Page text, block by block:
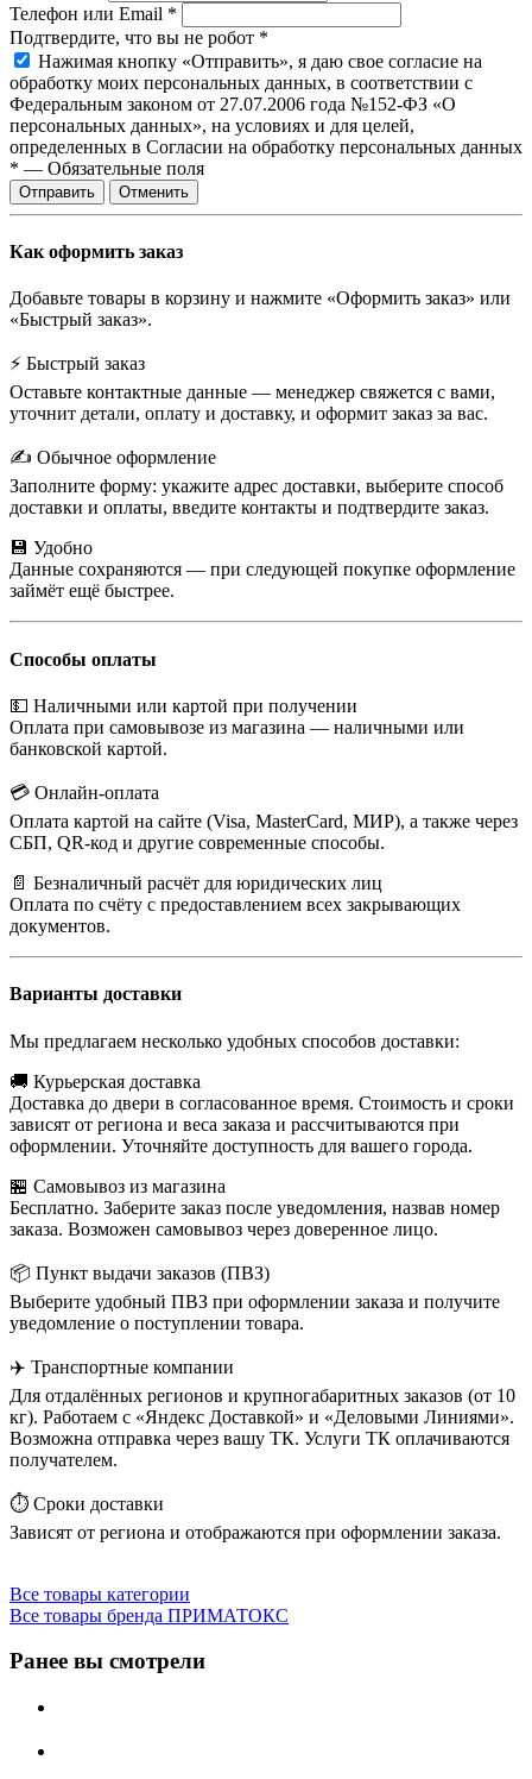
Телефон или Email *
Подтвердите, что вы не робот *
Нажимая кнопку «Отправить», я даю свое согласие на
обработку моих персональных данных, в соответствии с
Федеральным законом от 27.07.2006 года №152-ФЗ «О
персональных данных», на условиях и для целей,
определенных в Согласии на обработку персональных данных
* — Обязательные поля
Отправить Отменить
Как оформить заказ
Добавьте товары в корзину и нажмите «Оформить заказ» или
«Быстрый заказ».
⚡ Быстрый заказ
Оставьте контактные данные — менеджер свяжется с вами,
уточнит детали, оплату и доставку, и оформит заказ за вас.
✍️ Обычное оформление
Заполните форму: укажите адрес доставки, выберите способ
доставки и оплаты, введите контакты и подтвердите заказ.
💾 Удобно
Данные сохраняются — при следующей покупке оформление
займёт ещё быстрее.
Способы оплаты
💵 Наличными или картой при получении
Оплата при самовывозе из магазина — наличными или
банковской картой.
💳 Онлайн-оплата
Оплата картой на сайте (Visa, MasterCard, МИР), а также через
СБП, QR-код и другие современные способы.
📄 Безналичный расчёт для юридических лиц
Оплата по счёту с предоставлением всех закрывающих
документов.
Варианты доставки
Мы предлагаем несколько удобных способов доставки:
🚚 Курьерская доставка
Доставка до двери в согласованное время. Стоимость и сроки
зависят от региона и веса заказа и рассчитываются при
оформлении. Уточняйте доступность для вашего города.
🏪 Самовывоз из магазина
Бесплатно. Заберите заказ после уведомления, назвав номер
заказа. Возможен самовывоз через доверенное лицо.
📦 Пункт выдачи заказов (ПВЗ)
Выберите удобный ПВЗ при оформлении заказа и получите
уведомление о поступлении товара.
✈️ Транспортные компании
Для отдалённых регионов и крупногабаритных заказов (от 10
кг). Работаем с «Яндекс Доставкой» и «Деловыми Линиями».
Возможна отправка через вашу ТК. Услуги ТК оплачиваются
получателем.
⏱️ Сроки доставки
Зависят от региона и отображаются при оформлении заказа.
Все товары категории
Все товары бренда ПРИМАТОКС
Ранее вы смотрели